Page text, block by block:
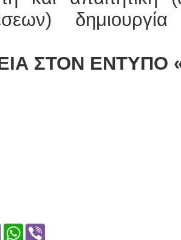
ΣΤΟΝ ΕΝΤΥΠΟ
EmailWhatsApp